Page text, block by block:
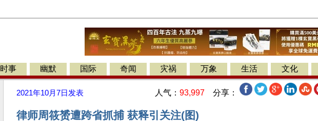
时事 幽默 国际 奇闻 灾祸 万象 生活 文化
2021年10月7日 发表 人气： 93,997 分享：
律师周筱赟遭跨省抓捕 获释引关注(图)